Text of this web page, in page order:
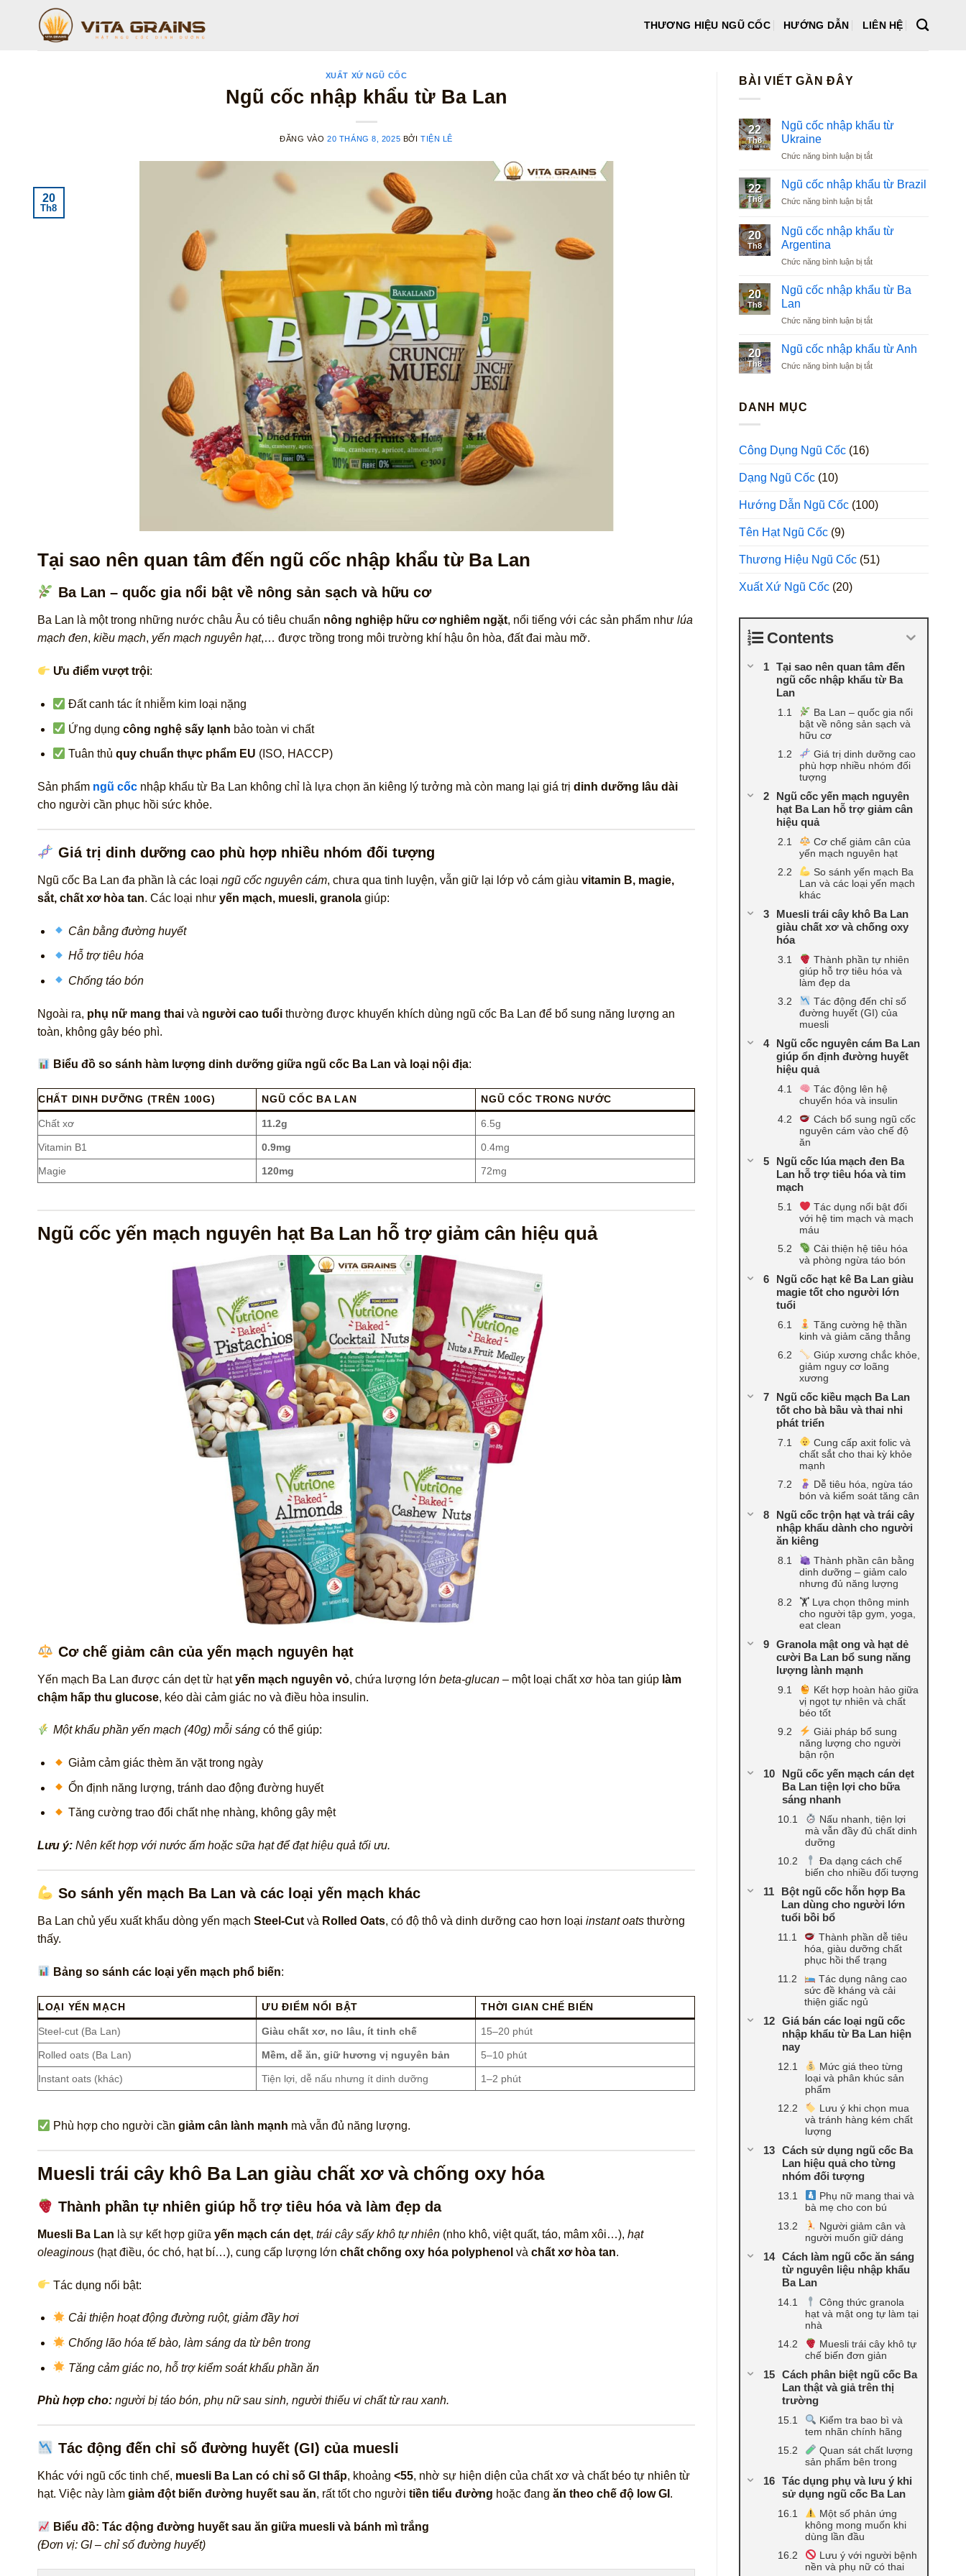
THƯƠNG HIỆU NGŨ CỐC HƯỚNG DẪN LIÊN HỆ
XUẤT XỨ NGŨ CỐC
Ngũ cốc nhập khẩu từ Ba Lan
ĐĂNG VÀO20 THÁNG 8, 2025 BỞI TIỆN LÊ
20
Th8
Tại sao nên quan tâm đến ngũ cốc nhập khẩu từ Ba Lan
Ba Lan – quốc gia nổi bật về nông sản sạch và hữu cơ
Ba Lan là một trong những nước châu Âu có tiêu chuẩn nông nghiệp hữu cơ nghiêm ngặt, nổi tiếng với các sản phẩm như lúa
mạch đen, kiều mạch, yến mạch nguyên hạt,… được trồng trong môi trường khí hậu ôn hòa, đất đai màu mỡ.
Ưu điểm vượt trội:
Đất canh tác ít nhiễm kim loại nặng
Ứng dụngcông nghệ sấy lạnh bảo toàn vi chất
Tuân thủquy chuẩn thực phẩm EU (ISO, HACCP)
Sản phẩm ngũ cốc nhập khẩu từ Ba Lan không chỉ là lựa chọn ăn kiêng lý tưởng mà còn mang lại giá trị dinh dưỡng lâu dài
cho người cần phục hồi sức khỏe.
Giá trị dinh dưỡng cao phù hợp nhiều nhóm đối tượng
Ngũ cốc Ba Lan đa phần là các loại ngũ cốc nguyên cám, chưa qua tinh luyện, vẫn giữ lại lớp vỏ cám giàu vitamin B, magie,
sắt, chất xơ hòa tan. Các loại như yến mạch, muesli, granola giúp:
Cân bằng đường huyết
Hỗ trợ tiêu hóa
Chống táo bón
Ngoài ra, phụ nữ mang thai và người cao tuổi thường được khuyến khích dùng ngũ cốc Ba Lan để bổ sung năng lượng an
toàn, không gây béo phì.
Biểu đồ so sánh hàm lượng dinh dưỡng giữa ngũ cốc Ba Lan và loại nội địa:
CHẤT DINH DƯỠNG (TRÊN 100G) NGŨ CỐC BA LAN NGŨ CỐC TRONG NƯỚC
Chất xơ 11.2g 6.5g
Vitamin B1 0.9mg 0.4mg
Magie 120mg 72mg
Ngũ cốc yến mạch nguyên hạt Ba Lan hỗ trợ giảm cân hiệu quả
Cơ chế giảm cân của yến mạch nguyên hạt
Yến mạch Ba Lan được cán dẹt từ hạtyến mạch nguyên vỏ, chứa lượng lớn beta-glucan – một loại chất xơ hòa tan giúp làm
chậm hấp thu glucose, kéo dài cảm giác no và điều hòa insulin.
Một khẩu phần yến mạch (40g) mỗi sáng có thể giúp:
Giảm cảm giác thèm ăn vặt trong ngày
Ổn định năng lượng, tránh dao động đường huyết
Tăng cường trao đổi chất nhẹ nhàng, không gây mệt
Lưu ý: Nên kết hợp với nước ấm hoặc sữa hạt để đạt hiệu quả tối ưu.
So sánh yến mạch Ba Lan và các loại yến mạch khác
Ba Lan chủ yếu xuất khẩu dòng yến mạch Steel-Cut và Rolled Oats, có độ thô và dinh dưỡng cao hơn loại instant oats thường
thấy.
Bảng so sánh các loại yến mạch phổ biến:
LOẠI YẾN MẠCH ƯU ĐIỂM NỔI BẬT THỜI GIAN CHẾ BIẾN
Steel-cut (Ba Lan) Giàu chất xơ, no lâu, ít tinh chế 15–20 phút
Rolled oats (Ba Lan) Mềm, dễ ăn, giữ hương vị nguyên bản 5–10 phút
Instant oats (khác) Tiện lợi, dễ nấu nhưng ít dinh dưỡng 1–2 phút
Phù hợp cho người cầngiảm cân lành mạnh mà vẫn đủ năng lượng.
Muesli trái cây khô Ba Lan giàu chất xơ và chống oxy hóa
Thành phần tự nhiên giúp hỗ trợ tiêu hóa và làm đẹp da
Muesli Ba Lan là sự kết hợp giữa yến mạch cán dẹt, trái cây sấy khô tự nhiên (nho khô, việt quất, táo, mâm xôi…), hạt
oleaginous (hạt điều, óc chó, hạt bí…), cung cấp lượng lớn chất chống oxy hóa polyphenol và chất xơ hòa tan.
Tác dụng nổi bật:
Cải thiện hoạt động đường ruột, giảm đầy hơi
Chống lão hóa tế bào, làm sáng da từ bên trong
Tăng cảm giác no, hỗ trợ kiểm soát khẩu phần ăn
Phù hợp cho: người bị táo bón, phụ nữ sau sinh, người thiếu vi chất từ rau xanh.
Tác động đến chỉ số đường huyết (GI) của muesli
Khác với ngũ cốc tinh chế, muesli Ba Lan có chỉ số GI thấp, khoảng <55, nhờ sự hiện diện của chất xơ và chất béo tự nhiên từ
hạt. Việc này làm giảm đột biến đường huyết sau ăn, rất tốt cho người tiền tiểu đường hoặc đang ăn theo chế độ low GI .
Biểu đồ: Tác động đường huyết sau ăn giữa muesli và bánh mì trắng
(Đơn vị: GI – chỉ số đường huyết)
BÀI VIẾT GẦN ĐÂY
22
Th8
Ngũ cốc nhập khẩu từ
Ukraine
Chức năng bình luận bị tắtở
cốc
khẩu
Ukraine
22
Th8
Ngũ cốc nhập khẩu từ Brazil
Chức năng bình luận bị tắtở
cốc
nhập
từ
20
Th8
Ngũ cốc nhập khẩu từ
Argentina
Chức năng bình luận bị tắtở
cốc
từ
20
Th8
Ngũ cốc nhập khẩu từ Ba
Lan
Chức năng bình luận bị tắtở
cốc
khẩu
20
Th8
Ngũ cốc nhập khẩu từ Anh
Chức năng bình luận bị tắtở
DANH MỤC
Công Dụng Ngũ Cốc (16)
Dạng Ngũ Cốc (10)
Hướng Dẫn Ngũ Cốc (100)
Tên Hạt Ngũ Cốc (9)
Thương Hiệu Ngũ Cốc (51)
Xuất Xứ Ngũ Cốc (20)
Contents
Tại sao nên quan tâm đến
ngũ cốc nhập khẩu từ Ba
Lan
Ba Lan – quốc gia nổi
bật về nông sản sạch và
hữu cơ
Giá trị dinh dưỡng cao
phù hợp nhiều nhóm đối
tượng
Ngũ cốc yến mạch nguyên
hạt Ba Lan hỗ trợ giảm cân
hiệu quả
Cơ chế giảm cân của
yến mạch nguyên hạt
So sánh yến mạch Ba
Lan và các loại yến mạch
khác
Muesli trái cây khô Ba Lan
giàu chất xơ và chống oxy
hóa
Thành phần tự nhiên
giúp hỗ trợ tiêu hóa và
làm đẹp da
Tác động đến chỉ số
đường huyết (GI) của
muesli
Ngũ cốc nguyên cám Ba Lan
giúp ổn định đường huyết
hiệu quả
Tác động lên hệ
chuyển hóa và insulin
Cách bổ sung ngũ cốc
nguyên cám vào chế độ
ăn
Ngũ cốc lúa mạch đen Ba
Lan hỗ trợ tiêu hóa và tim
mạch
Tác dụng nổi bật đối
với hệ tim mạch và mạch
máu
Cải thiện hệ tiêu hóa
và phòng ngừa táo bón
Ngũ cốc hạt kê Ba Lan giàu
magie tốt cho người lớn
tuổi
Tăng cường hệ thần
kinh và giảm căng thẳng
Giúp xương chắc khỏe,
giảm nguy cơ loãng
xương
Ngũ cốc kiều mạch Ba Lan
tốt cho bà bầu và thai nhi
phát triển
Cung cấp axit folic và
chất sắt cho thai kỳ khỏe
mạnh
Dễ tiêu hóa, ngừa táo
bón và kiểm soát tăng cân
Ngũ cốc trộn hạt và trái cây
nhập khẩu dành cho người
ăn kiêng
Thành phần cân bằng
dinh dưỡng – giảm calo
nhưng đủ năng lượng
🏋️ Lựa chọn thông minh
cho người tập gym, yoga,
eat clean
Granola mật ong và hạt dẻ
cười Ba Lan bổ sung năng
lượng lành mạnh
Kết hợp hoàn hảo giữa
vị ngọt tự nhiên và chất
béo tốt
Giải pháp bổ sung
năng lượng cho người
bận rộn
Ngũ cốc yến mạch cán dẹt
Ba Lan tiện lợi cho bữa
sáng nhanh
Nấu nhanh, tiện lợi
mà vẫn đầy đủ chất dinh
dưỡng
Đa dạng cách chế
biến cho nhiều đối tượng
Bột ngũ cốc hỗn hợp Ba
Lan dùng cho người lớn
tuổi bồi bổ
Thành phần dễ tiêu
hóa, giàu dưỡng chất
phục hồi thể trạng
Tác dụng nâng cao
sức đề kháng và cải
thiện giấc ngủ
Giá bán các loại ngũ cốc
nhập khẩu từ Ba Lan hiện
nay
Mức giá theo từng
loại và phân khúc sản
phẩm
Lưu ý khi chọn mua
và tránh hàng kém chất
lượng
Cách sử dụng ngũ cốc Ba
Lan hiệu quả cho từng
nhóm đối tượng
Phụ nữ mang thai và
bà mẹ cho con bú
Người giảm cân và
người muốn giữ dáng
Cách làm ngũ cốc ăn sáng
từ nguyên liệu nhập khẩu
Ba Lan
Công thức granola
hạt và mật ong tự làm tại
nhà
Muesli trái cây khô tự
chế biến đơn giản
Cách phân biệt ngũ cốc Ba
Lan thật và giả trên thị
trường
Kiểm tra bao bì và
tem nhãn chính hãng
Quan sát chất lượng
sản phẩm bên trong
Tác dụng phụ và lưu ý khi
sử dụng ngũ cốc Ba Lan
Một số phản ứng
không mong muốn khi
dùng lần đầu
Lưu ý với người bệnh
nền và phụ nữ có thai